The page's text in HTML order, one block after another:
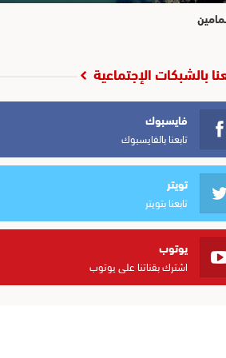
بالشبكات الإجتماعية
فايسبوك
تابعنا بالفايسبوك
تويتر
تابعنا بتويتر
يوتوب
اشترك بقناتنا على يوتوب